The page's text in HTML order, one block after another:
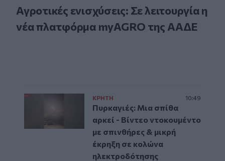
Αγροτικές ενισχύσεις: Σε λειτουργία η
νέα πλατφόρμα myAGRO της ΑΑΔΕ
ΚΡΗΤΗ 10:49
Πυρκαγιές: Μια σπίθα
αρκεί - Βίντεο ντοκουμέντο
με σπινθήρες & μικρή
έκρηξη σε κολώνα
ηλεκτροδότησης